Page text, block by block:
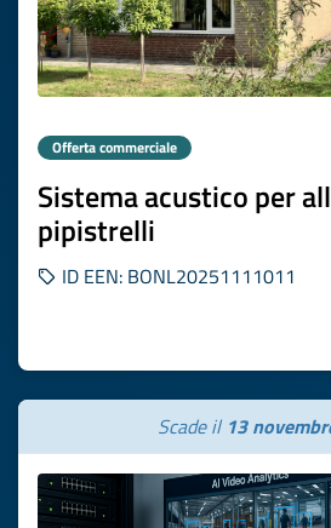
Offerta commerciale
Sistema acustico per
pipistrelli
ID EEN: BONL20251111011
Scade il 13